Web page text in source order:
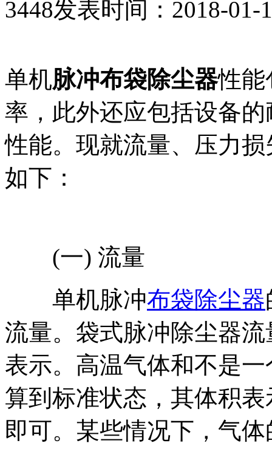
3448发表时间：2018-01-
单机脉冲布袋除尘器性能
率，此外还应包括设备
性能。现就流量、压力
如下：
(一) 流量
单机脉冲布袋除尘器
流量。袋式脉冲除尘器
表示。高温气体和不是
算到标准状态，其体积
即可。某些情况下，气